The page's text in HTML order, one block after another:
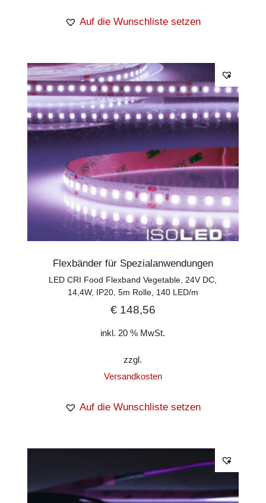
Auf die Wunschliste setzen
Flexbänder für Spezialanwendungen
LED CRI Food Flexband Vegetable, 24V DC,
14,4W, IP20, 5m Rolle, 140 LED/m
€148,56
inkl. 20 % MwSt.
zzgl.
Versandkosten
Auf die Wunschliste setzen